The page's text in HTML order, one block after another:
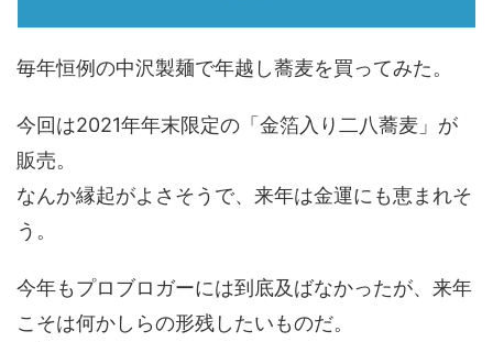
毎年恒例の中沢製麺で年越し蕎麦を買ってみた。
今回は2021年年末限定の「金箔入り二八蕎麦」が
販売。
なんか縁起がよさそうで、来年は金運にも恵まれそ
う。
今年もプロブロガーには到底及ばなかったが、来年
こそは何かしらの形残したいものだ。